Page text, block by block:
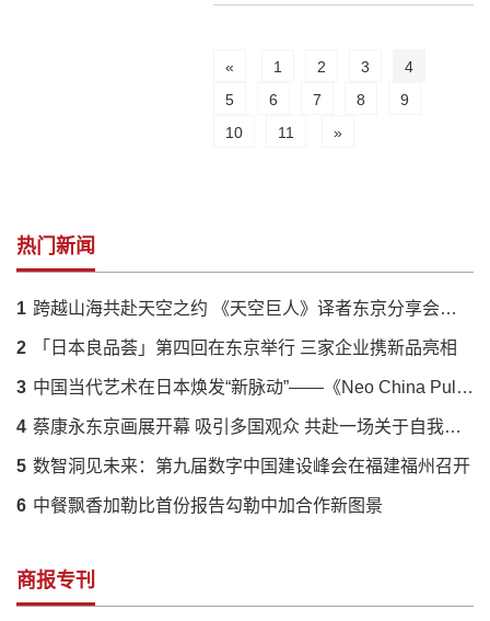
« 1 2 3
4
5
6 7 8
9
10
11 »
热门新闻
1 跨越山海共赴天空之约 《天空巨人》译者东京分享会落幕 解码蔡国强火药艺术与中日文化羁绊
2 「日本良品荟」第四回在东京举行 三家企业携新品亮相
3 中国当代艺术在日本焕发“新脉动”——《Neo China Pulse》展呈现传统与创新的时代对话
4 蔡康永东京画展开幕 吸引多国观众 共赴一场关于自我的对话
5 数智洞见未来：第九届数字中国建设峰会在福建福州召开
6 中餐飘香加勒比首份报告勾勒中加合作新图景
商报专刊